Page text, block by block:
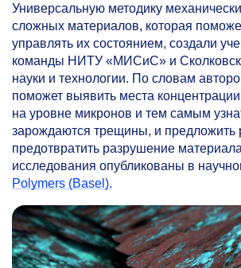
Универсальную методику
сложных материалов, которая
управлять их состоянием, создали
команды НИТУ «МИСиС» и
науки и технологии. По словам
поможет выявить места
на уровне микронов и тем самым
зарождаются трещины, и предложить
предотвратить разрушение
исследования опубликованы в
Polymers (Basel).